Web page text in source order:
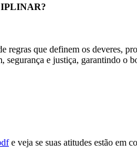
regras que definem os deveres,
e justiça, garantindo
e veja se suas atitudes estão